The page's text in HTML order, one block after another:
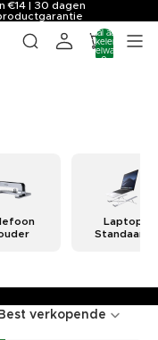
€14 | 30 dagen
Totaal aantal
artikelen in
winkelwagen:
0
Laptop
Standaard
Best verkopende